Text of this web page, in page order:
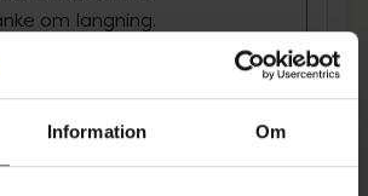
Information Om
om langning.
hjälper dig att sluta röka
med rökning och lindrar 5
rökbegär, frustration,